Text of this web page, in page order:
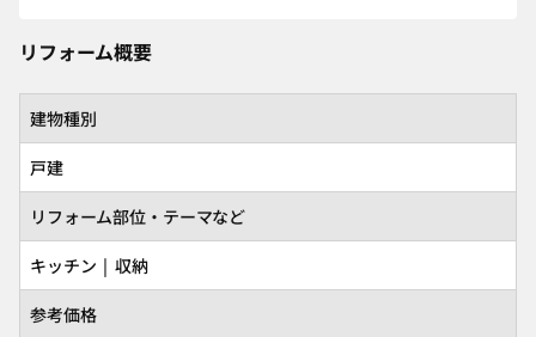
リフォーム概要
建物種別
戸建
リフォーム部位・テーマなど
キッチン | 収納
参考価格